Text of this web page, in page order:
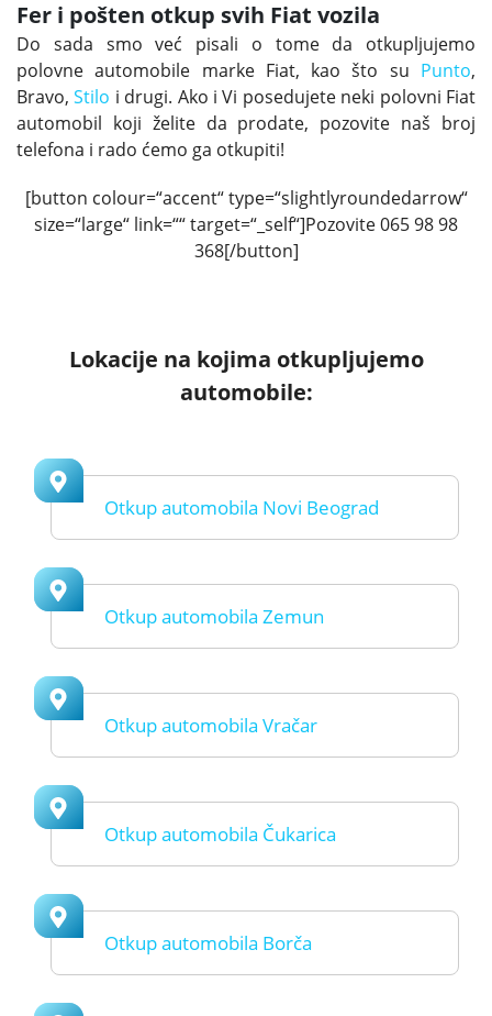
Fer i pošten otkup svih Fiat vozila
Do sada smo već pisali o tome da otkupljujemo
polovne automobile marke Fiat, kao što su Punto,
Bravo,Stilo i drugi. Ako i Vi posedujete neki polovni Fiat
automobil koji želite da prodate, pozovite naš broj
telefona i rado ćemo ga otkupiti!
[button colour=“accent“ type=“slightlyroundedarrow“
size=“large“ link=““ target=“_self“]Pozovite 065 98 98
368[/button]
Lokacije na kojima otkupljujemo
automobile:
Otkup automobila Novi Beograd
Otkup automobila Zemun
Otkup automobila Vračar
Otkup automobila Čukarica
Otkup automobila Borča